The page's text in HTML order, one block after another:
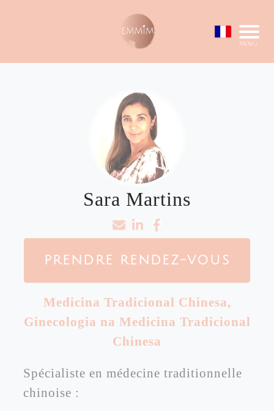
Menu
Sara Martins
PRENDRE RENDEZ-VOUS
Medicina Tradicional Chinesa,
Ginecologia na Medicina Tradicional
Chinesa
Spécialiste en médecine traditionnelle
chinoise :